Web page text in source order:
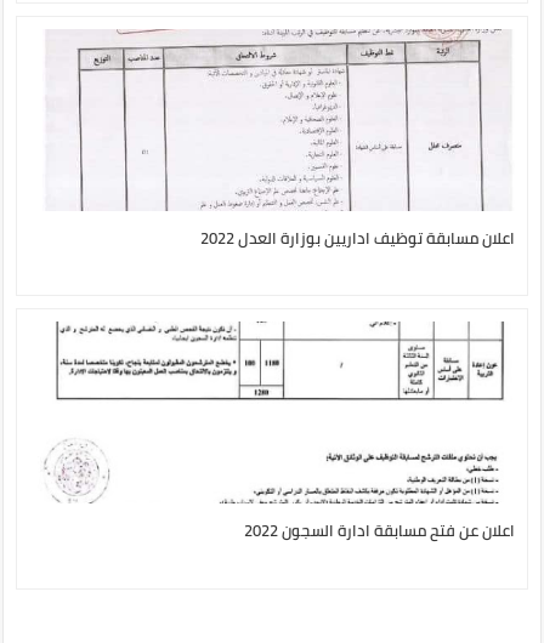
اعلان مسابقة توظيف اداريين بوزارة العدل 2022
اعلان عن فتح مسابقة ادارة السجون 2022